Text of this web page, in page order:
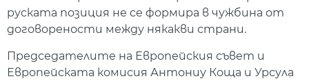
руската позиция не се формира в чужбина от
договорености между някакви страни.
Председателите на Европейския съвет и
Европейската комисия Антониу Коща и Урсула